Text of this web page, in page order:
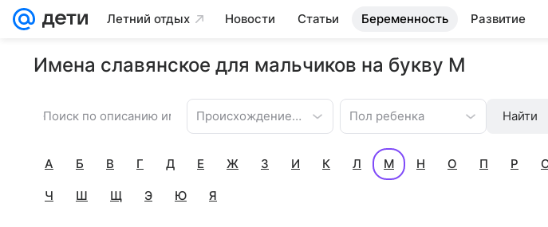
Летний отдых Новости Статьи Беременность Развитие
Имена славянское для мальчиков на букву М
Происхождение имени Пол ребенка Найти
А Б В Г Д Е Ж З И К Л М Н О П Р
Ч Ш Щ Э Ю Я